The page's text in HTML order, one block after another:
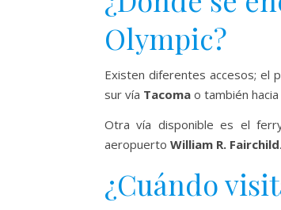
Olympic?
Existen diferentes accesos; el
sur vía Tacoma o también hacia
Otra vía disponible es el
aeropuerto William R. Fairchild.
¿Cuándo